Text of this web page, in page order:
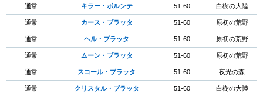
通常 キラー・ボルンテ 51-60 白樹の大陸
通常 カース・ブラッタ 51-60 原初の荒野
通常 ヘル・ブラッタ 51-60 原初の荒野
通常 ムーン・ブラッタ 51-60 原初の荒野
通常 スコール・ブラッタ 51-60 夜光の森
通常 クリスタル・ブラッタ 51-60 白樹の大陸